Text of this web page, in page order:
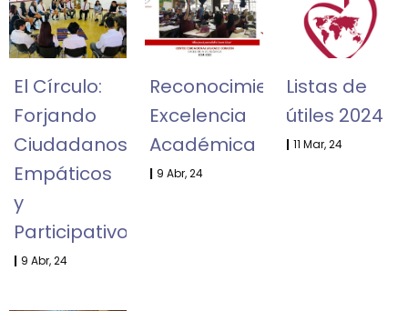
El Círculo:
Forjando
Ciudadanos
Empáticos
y
Participativos
| 9 Abr, 24
Reconocimiento
Excelencia
Académica
| 9 Abr, 24
Listas de
útiles 2024
| 11 Mar, 24